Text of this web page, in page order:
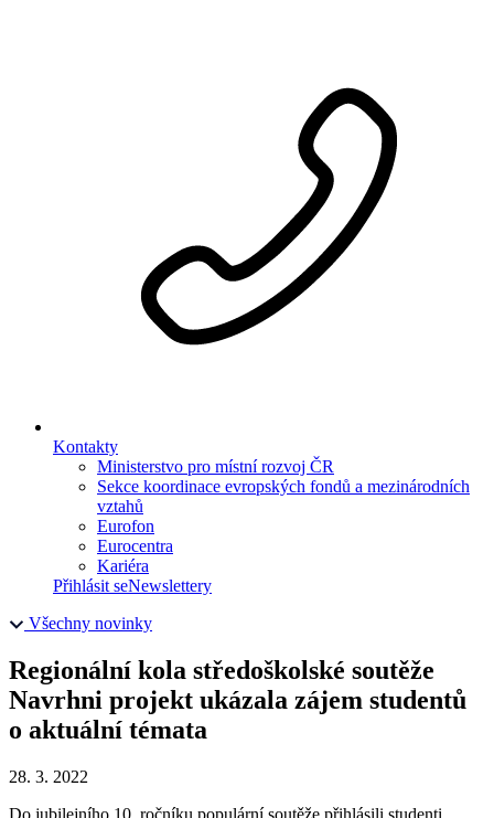
Kontakty
Ministerstvo pro místní rozvoj ČR
Sekce koordinace evropských fondů a mezinárodních
vztahů
Eurofon
Eurocentra
Kariéra
Přihlásit seNewslettery
Všechny novinky
Regionální kola středoškolské soutěže
Navrhni projekt ukázala zájem studentů
o aktuální témata
28. 3. 2022
Do jubilejního 10. ročníku populární soutěže přihlásili studenti